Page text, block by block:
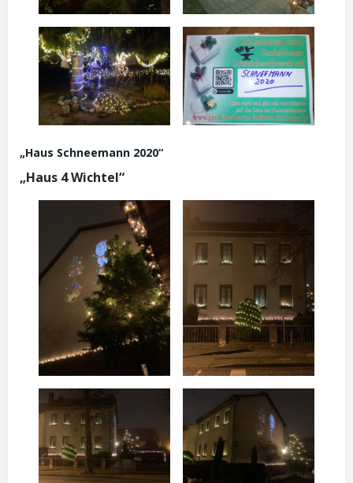
„Haus Schneemann 2020“
„Haus 4 Wichtel“